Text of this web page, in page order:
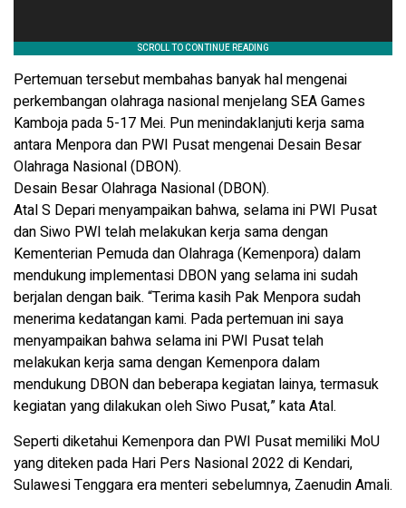
Pertemuan tersebut membahas banyak hal mengenai
perkembangan olahraga nasional menjelang SEA Games
Kamboja pada 5-17 Mei. Pun menindaklanjuti kerja sama
antara Menpora dan PWI Pusat mengenai Desain Besar
Olahraga Nasional (DBON).
Desain Besar Olahraga Nasional (DBON).
Atal S Depari menyampaikan bahwa, selama ini PWI Pusat
dan Siwo PWI telah melakukan kerja sama dengan
Kementerian Pemuda dan Olahraga (Kemenpora) dalam
mendukung implementasi DBON yang selama ini sudah
berjalan dengan baik. “Terima kasih Pak Menpora sudah
menerima kedatangan kami. Pada pertemuan ini saya
menyampaikan bahwa selama ini PWI Pusat telah
melakukan kerja sama dengan Kemenpora dalam
mendukung DBON dan beberapa kegiatan lainya, termasuk
kegiatan yang dilakukan oleh Siwo Pusat,” kata Atal.
Seperti diketahui Kemenpora dan PWI Pusat memiliki MoU
yang diteken pada Hari Pers Nasional 2022 di Kendari,
Sulawesi Tenggara era menteri sebelumnya, Zaenudin Amali.